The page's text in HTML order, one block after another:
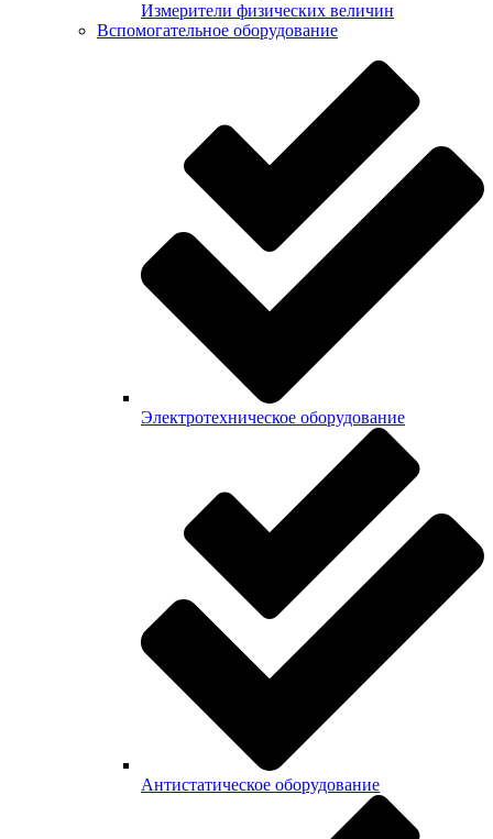
Измерители физических величин
Вспомогательное оборудование
Электротехническое оборудование
Антистатическое оборудование